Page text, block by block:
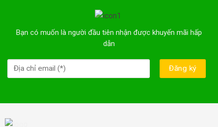
Bạn có muốn là người đầu tiên nhận được khuyến mãi hấp
dẫn